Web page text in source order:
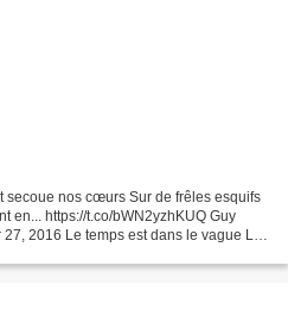
secoue nos cœurs Sur de frêles esquifs
en... https://t.co/bWN2yzhKUQ Guy
2016 Le temps est dans le vague Le